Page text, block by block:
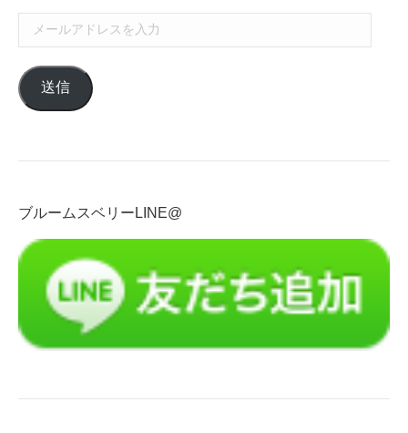
ー
ル
ア
ス
入
送信
ブルームスベリーLINE@